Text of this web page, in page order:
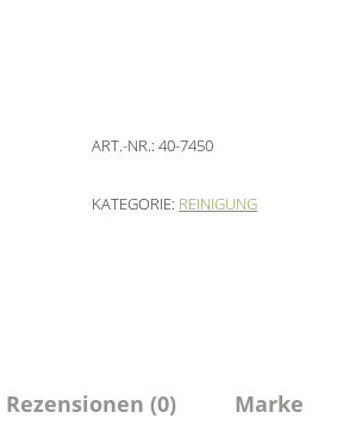
ART.-NR.: 40-7450
KATEGORIE: REINIGUNG
Rezensionen (0) Marke